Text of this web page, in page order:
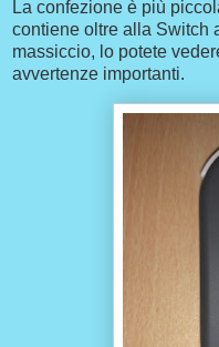
La confezione è più
contiene oltre alla Switch
massiccio, lo potete
avvertenze importanti.